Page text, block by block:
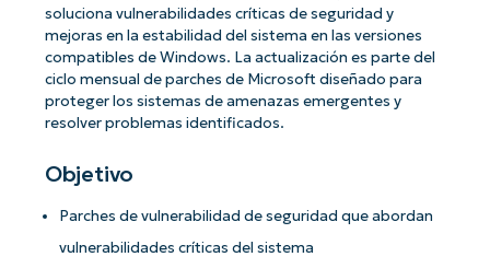
soluciona vulnerabilidades críticas de seguridad y
mejoras en la estabilidad del sistema en las versiones
compatibles de Windows. La actualización es parte del
ciclo mensual de parches de Microsoft diseñado para
proteger los sistemas de amenazas emergentes y
resolver problemas identificados.
Objetivo
Parches de vulnerabilidad de seguridad que abordan
vulnerabilidades críticas del sistema